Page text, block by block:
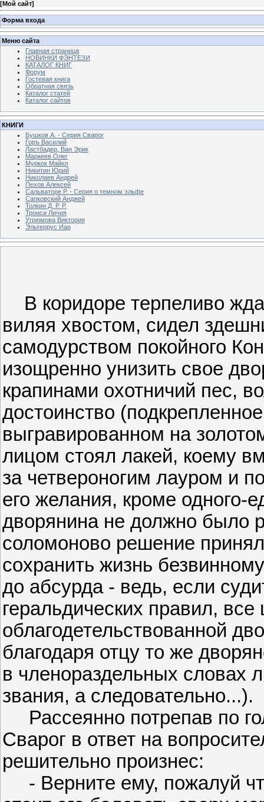
[Мой сайт]
Форма входа
Меню сайта
Главная страница
НОВИНКИ ФЭНТЕЗИ
КАТАЛОГ КНИГ
Форум
Гостевая книга
Обратная связь
Каталог статей
Каталог сайтов
КНИГИ
Бушков А. - Серия Сварог
Горъ Василий
Ластбадер, Ван Эрик
Маркеев Олег
Муркок Майкл
Никитин Юрий
Николаев Андрей
Пехов Алексей
Сальваторе Р. - Серия о темном эльфе
Сапковский Анджей
Толкин Д. Р. Р.
Троиси Личия
Угрюмова Виктория
Эльтеррус Иар
В коридоре терпеливо
виляя хвостом, сидел
самодурством покойного
изощренно унизить свое
крапинами охотничий пес,
достоинство
выгравированном на
лицом стоял лакей, коему
за четвероногим лауром и
его желания, кроме одного-
дворянина не должно было
соломоново решение
сохранить жизнь
до абсурда - ведь, если
геральдических правил,
облагодетельствованной
благодаря отцу то же
в членораздельных словах
звания, а следовательно...).
Рассеянно потрепав по
Сварог в ответ на
решительно произнес:
- Верните ему, пожалуй